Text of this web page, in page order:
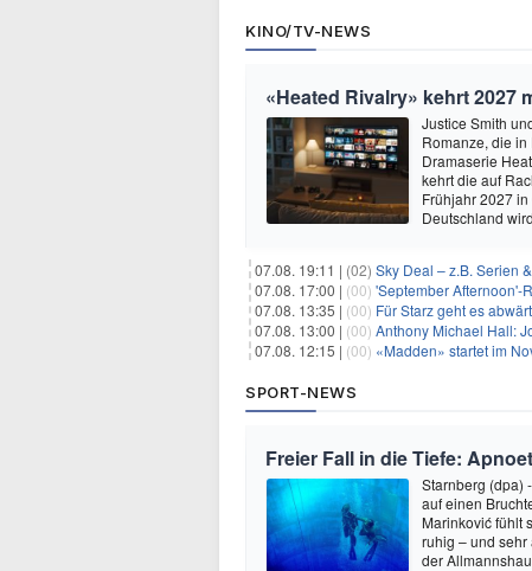
KINO/TV-NEWS
«Heated Rivalry» kehrt 2027
Justice Smith
Romanze, die
Dramaserie
kehrt die auf
Frühjahr 2027
Deutschland
07.08. 19:11 | (02) Sky Deal – z.B. Serien
07.08. 17:00 | (00) 'September Afternoon'-
07.08. 13:35 | (00) Für Starz geht es
07.08. 13:00 | (00) Anthony Michael Hall:
07.08. 12:15 | (00) «Madden» startet im
SPORT-NEWS
Freier Fall in die Tiefe:
Starnberg (dpa)
auf einen
Marinković fühlt
ruhig – und
der